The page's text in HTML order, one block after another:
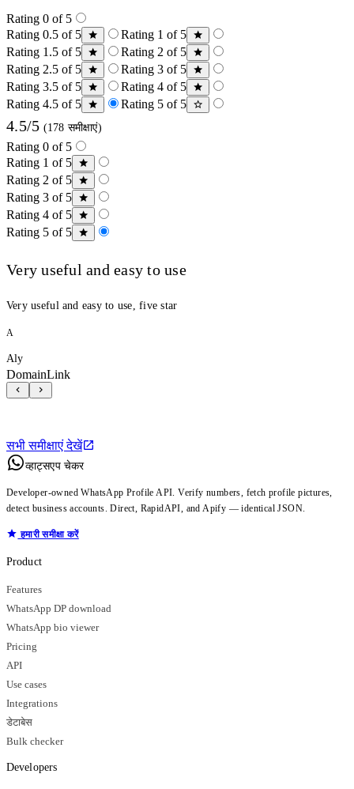
Rating 0 of 5
Rating 0.5 of 5
Rating 1 of 5
Rating 1.5 of 5
Rating 2 of 5
Rating 2.5 of 5
Rating 3 of 5
Rating 3.5 of 5
Rating 4 of 5
Rating 4.5 of 5
Rating 5 of 5
4.5/5 (178 समीक्षाएं)
Rating 0 of 5
Rating 1 of 5
Rating 2 of 5
Rating 3 of 5
Rating 4 of 5
Rating 5 of 5
Very useful and easy to use
Very useful and easy to use, five star
A
Aly
DomainLink
सभी समीक्षाएं देखें
व्हाट्सएप चेकर
Developer-owned WhatsApp Profile API. Verify numbers, fetch profile pictures,
detect business accounts. Direct, RapidAPI, and Apify — identical JSON.
हमारी समीक्षा करें
Product
Features
WhatsApp DP download
WhatsApp bio viewer
Pricing
API
Use cases
Integrations
डेटाबेस
Bulk checker
Developers